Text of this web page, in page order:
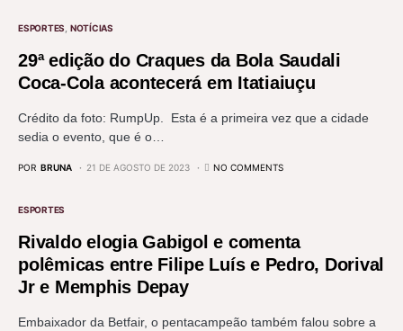
ESPORTES NOTÍCIAS
29ª edição do Craques da Bola Saudali
Coca-Cola acontecerá em Itatiaiuçu
Crédito da foto: RumpUp. Esta é a primeira vez que a cidade
sedia o evento, que é o…
POR BRUNA 21 DE AGOSTO DE 2023 NO COMMENTS
ESPORTES
Rivaldo elogia Gabigol e comenta
polêmicas entre Filipe Luís e Pedro, Dorival
Jr e Memphis Depay
Embaixador da Betfair, o pentacampeão também falou sobre a